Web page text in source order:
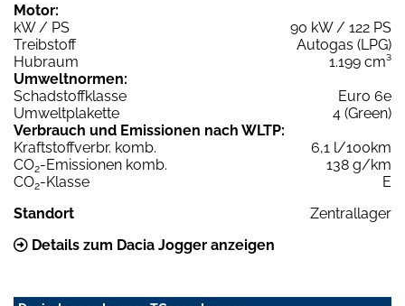
Motor:
kW / PS
90 kW / 122 PS
Treibstoff
Autogas (LPG)
Hubraum
1.199 cm³
Umweltnormen:
Schadstoffklasse
Euro 6e
Umweltplakette
4 (Green)
Verbrauch und Emissionen nach WLTP:
Kraftstoffverbr. komb.
6,1 l/100km
CO2-Emissionen komb.
138 g/km
CO2-Klasse
E
Standort
Zentrallager
Details zum Dacia Jogger anzeigen